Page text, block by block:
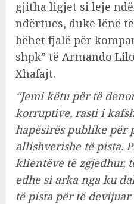
gjitha ligjet si leje
ndërtues, duke lënë
bëhet fjalë për
shpk” të Armando
Xhafajt.
“Jemi këtu për të
korruptive, rasti i
hapësirës publike për
allishverishe të pista.
klientëve të zgjedhur,
edhe si arka nga ku
të pista për të